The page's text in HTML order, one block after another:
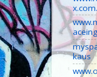
kaus